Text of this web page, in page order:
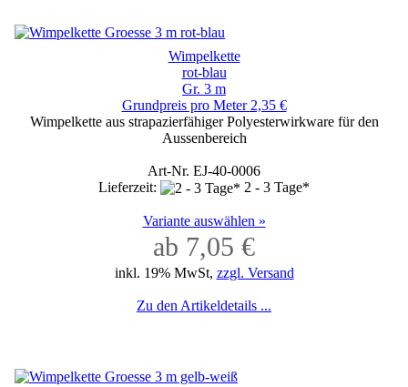
Wimpelkette
rot-blau
Gr. 3 m
Grundpreis pro Meter 2,35 €
Wimpelkette aus strapazierfähiger Polyesterwirkware für den
Aussenbereich
Art-Nr. EJ-40-0006
Lieferzeit:
2 - 3 Tage*
Variante auswählen »
ab 7,05 €
inkl. 19% MwSt, zzgl. Versand
Zu den Artikeldetails ...